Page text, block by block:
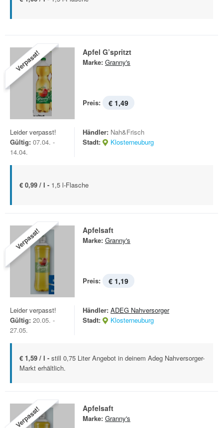
Verpasst! Apfel G’spritzt
Marke: Granny's
Preis: € 1,49
Leider verpasst!
Gültig: 07.04. -
14.04.
Händler: Nah&Frisch
Stadt:
Klosterneuburg
€ 0,99 / l - 1,5 l-Flasche
Verpasst! Apfelsaft
Marke: Granny's
Preis: € 1,19
Leider verpasst!
Gültig: 20.05. -
27.05.
Händler: ADEG Nahversorger
Stadt:
Klosterneuburg
€ 1,59 / l - still 0,75 Liter Angebot in deinem Adeg Nahversorger-
Markt erhältlich.
Verpasst! Apfelsaft
Marke: Granny's